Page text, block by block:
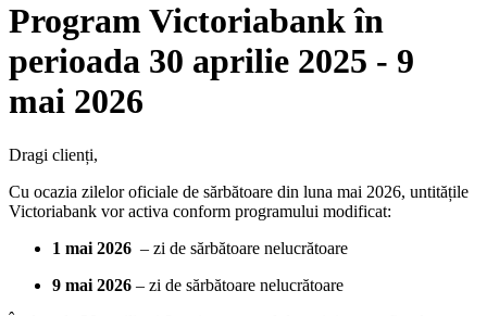
Program Victoriabank în
perioada 30 aprilie 2025 - 9
mai 2026
Dragi clienți,
Cu ocazia zilelor oficiale de sărbătoare din luna mai 2026, untitățile
Victoriabank vor activa conform programului modificat:
1 mai 2026 – zi de sărbătoare nelucrătoare
9 mai 2026 – zi de sărbătoare nelucrătoare